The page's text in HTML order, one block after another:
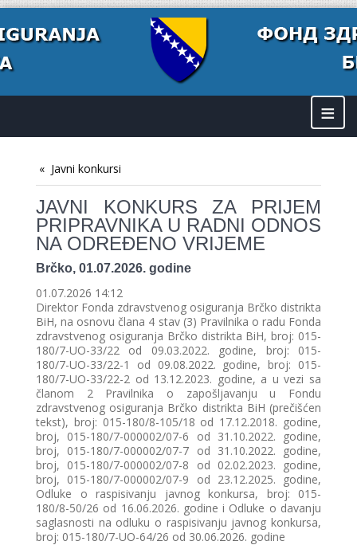
≡
Javni konkursi
JAVNI KONKURS ZA PRIJEM
PRIPRAVNIKA U RADNI ODNOS
NA ODREĐENO VRIJEME
Brčko, 01.07.2026. godine
01.07.2026 14:12
Direktor Fonda zdravstvenog osiguranja Brčko distrikta
BiH, na osnovu člana 4 stav (3) Pravilnika o radu Fonda
zdravstvenog osiguranja Brčko distrikta BiH, broj: 015-
180/7-UO-33/22 od 09.03.2022. godine, broj: 015-
180/7-UO-33/22-1 od 09.08.2022. godine, broj: 015-
180/7-UO-33/22-2 od 13.12.2023. godine, a u vezi sa
članom 2 Pravilnika o zapošljavanju u Fondu
zdravstvenog osiguranja Brčko distrikta BiH (prečišćen
tekst), broj: 015-180/8-105/18 od 17.12.2018. godine,
broj, 015-180/7-000002/07-6 od 31.10.2022. godine,
broj, 015-180/7-000002/07-7 od 31.10.2022. godine,
broj, 015-180/7-000002/07-8 od 02.02.2023. godine,
broj, 015-180/7-000002/07-9 od 23.12.2025. godine,
Odluke o raspisivanju javnog konkursa, broj: 015-
180/8-50/26 od 16.06.2026. godine i Odluke o davanju
saglasnosti na odluku o raspisivanju javnog konkursa,
broj: 015-180/7-UO-64/26 od 30.06.2026. godine